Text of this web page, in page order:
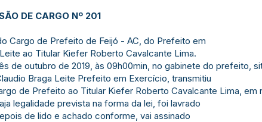
DE CARGO Nº 201
Cargo de Prefeito de Feijó - AC, do Prefeito em
ao Titular Kiefer Roberto Cavalcante Lima.
de outubro de 2019, às 09h00min, no gabinete do prefeito,
Braga Leite Prefeito em Exercício, transmitiu
de Prefeito ao Titular Kiefer Roberto Cavalcante Lima,
legalidade prevista na forma da lei, foi lavrado
de lido e achado conforme, vai assinado